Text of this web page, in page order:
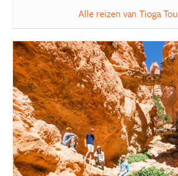
Alle reizen van Tioga